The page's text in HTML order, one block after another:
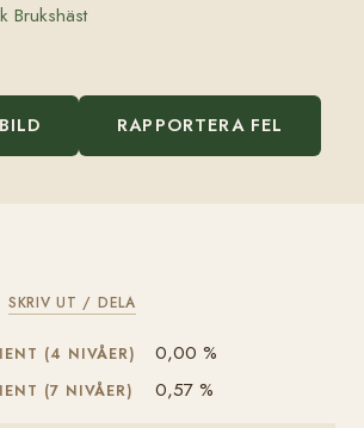
Brukshäst
RAPPORTERA FEL
SKRIV UT / DELA
(4 NIVÅER) 0,00 %
(7 NIVÅER) 0,57 %